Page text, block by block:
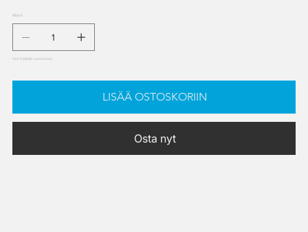
Määrä
Vain 6 jäljellä varastossa
LISÄÄ OSTOSKORIIN
Osta nyt